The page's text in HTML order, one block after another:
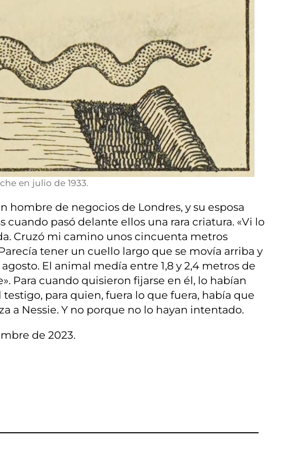
en julio de 1933.
hombre de negocios de Londres, y su esposa
pasó delante ellos una rara criatura. «Vi lo
Cruzó mi camino unos cincuenta metros
tener un cuello largo que se movía arriba y
El animal medía entre 1,8 y 2,4 metros de
Para cuando quisieron fijarse en él, lo habían
para quien, fuera lo que fuera, había que
a Nessie. Y no porque no lo hayan intentado.
de 2023.